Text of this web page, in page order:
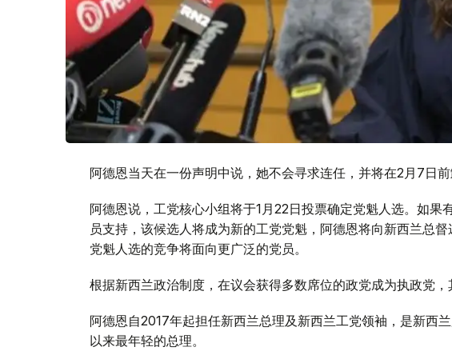
阿德恩当天在一份声明中说，她不会寻求连任，并将在2月7日前
阿德恩说，工党核心小组将于1月22日投票确定党魁人选。如果
员支持，该候选人将成为新的工党党魁，阿德恩将向新西兰总
党魁人选的竞争将面向更广泛的党员。
根据新西兰政治制度，在议会获得多数席位的政党成为执政党，
阿德恩自2017年起担任新西兰总理及新西兰工党领袖，是新西
以来最年轻的总理。